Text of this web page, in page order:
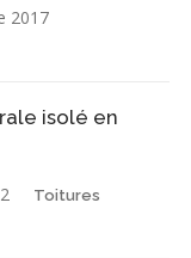
2017
isolé en
Toitures